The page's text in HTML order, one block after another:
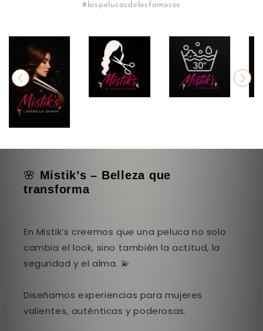
#laspelucasdelosfamosos
🌸 Mistik’s – Belleza que
transforma
En Mistik’s creemos que una peluca no solo
cambia el look, sino también la actitud, la
seguridad y el alma. 💫
Diseñamos experiencias para mujeres
valientes, auténticas y poderosas.